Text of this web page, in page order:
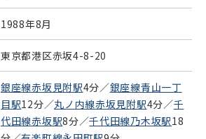
1988年8月
東京都港区赤坂4-8-20
銀座線赤坂見附駅4分／銀座線青山一丁
目駅12分／丸ノ内線赤坂見附駅4分／千
代田線赤坂駅8分／千代田線乃木坂駅18